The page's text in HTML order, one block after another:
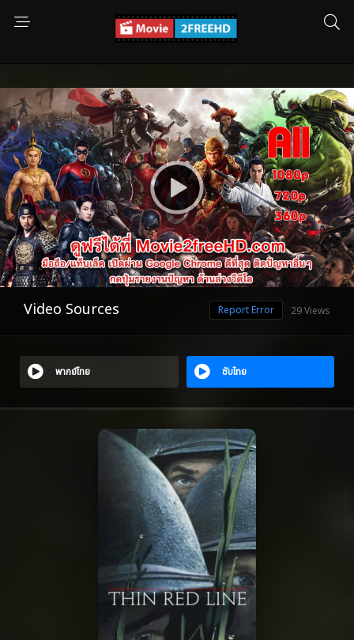
Video Sources 29 Views
Report Error
พากย์ไทย ซับไทย